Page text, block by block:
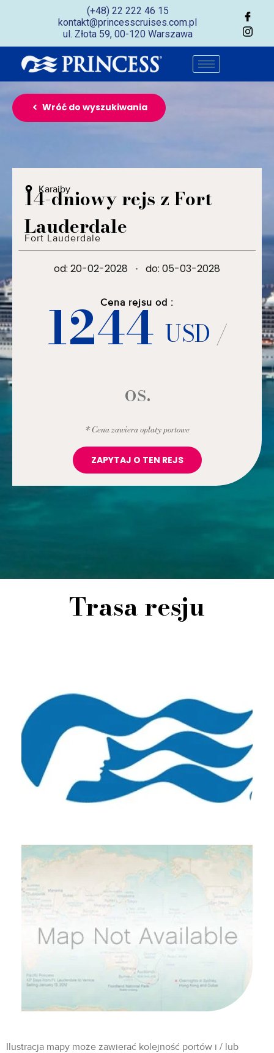
(+48) 22 222 46 15
kontakt@princesscruises.com.pl
ul. Złota 59, 00-120 Warszawa
Wróć do wyszukiwania
Karaiby
14-dniowy rejs z Fort
Lauderdale
Fort Lauderdale
od: 20-02-2028 · do: 05-03-2028
Cena rejsu od :
1244USD /
os.
* Cena zawiera opłaty portowe
ZAPYTAJ O TEN REJS
Trasa resju
Ilustracja mapy może zawierać kolejność portów i / lub